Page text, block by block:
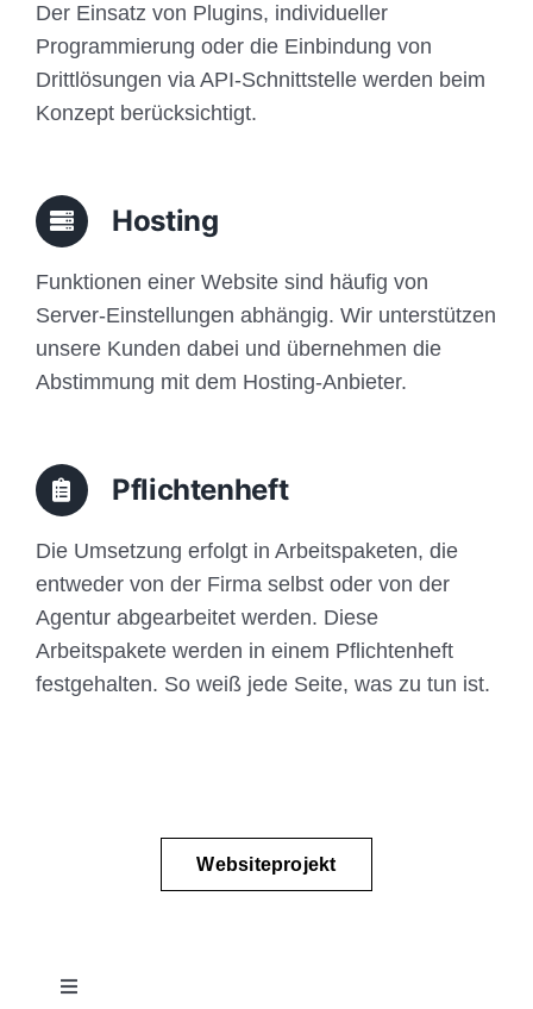
Der Einsatz von Plugins, individueller
Programmierung oder die Einbindung von
Drittlösungen via API-Schnittstelle werden beim
Konzept berücksichtigt.
Hosting
Funktionen einer Website sind häufig von
Server-Einstellungen abhängig. Wir unterstützen
unsere Kunden dabei und übernehmen die
Abstimmung mit dem Hosting-Anbieter.
Pflichtenheft
Die Umsetzung erfolgt in Arbeitspaketen, die
entweder von der Firma selbst oder von der
Agentur abgearbeitet werden. Diese
Arbeitspakete werden in einem Pflichtenheft
festgehalten. So weiß jede Seite, was zu tun ist.
Websiteprojekt
Toggle